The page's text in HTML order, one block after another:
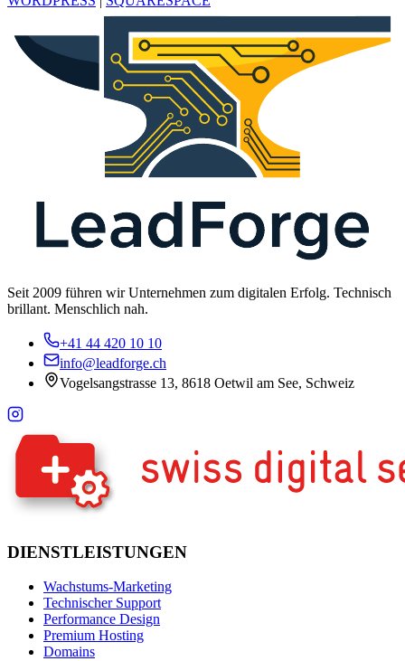
Seit 2009 führen wir Unternehmen zum digitalen Erfolg. Technisch
brillant. Menschlich nah.
+41 44 420 10 10
info@leadforge.ch
Vogelsangstrasse 13, 8618 Oetwil am See, Schweiz
DIENSTLEISTUNGEN
Wachstums-Marketing
Technischer Support
Performance Design
Premium Hosting
Domains